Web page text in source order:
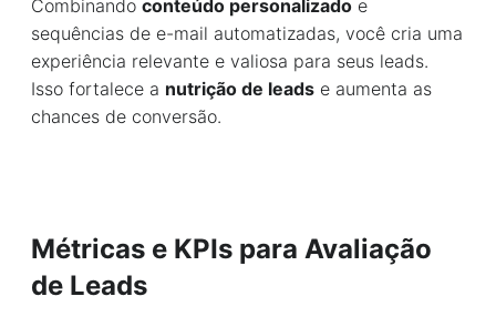
Combinando conteúdo personalizado e
sequências de e-mail automatizadas, você cria uma
experiência relevante e valiosa para seus leads.
Isso fortalece a nutrição de leads e aumenta as
chances de conversão.
Métricas e KPIs para Avaliação
de Leads